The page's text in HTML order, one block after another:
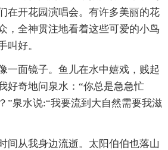
在开花园演唱会。有许多美丽的花
，全神贯注地看着这些可爱的小鸟
叫好。
一面镜子。鱼儿在水中嬉戏，贱起
好奇地问泉水：“你总是急急忙
”泉水说:“我要流到大自然需要我滋
间从我身边流逝。太阳伯伯也落山